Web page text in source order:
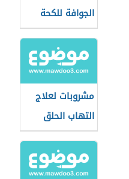
الجوافة للكحة
مشروبات لعلاج
التهاب الحلق